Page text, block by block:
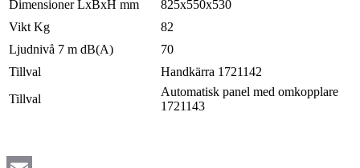
Dimensioner LxBxH mm
825x550x530
Vikt Kg
82
Ljudnivå 7 m dB(A)
70
Tillval
Handkärra 1721142
Tillval
Automatisk panel med omkopplare
1721143